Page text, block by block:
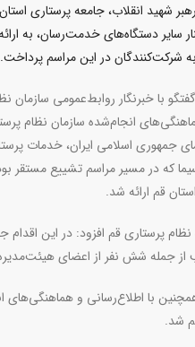
شهید انقلاب، جامعه پرستاری
سایر دستگاه‌های خدمت‌رسان، به
شرکت‌کنندگان در این مراسم پرداخت.
با خبرنگار روابط‌عمومی سازمان
انجام‌شده سازمان نظام
که در مسیر مراسم تشییع مستقر
قم ارائه شد.
پرستاری قم افزود: در این اقدام
از جمله شش نفر از اعضای
همچنین با اطلاع‌رسانی و
شد.